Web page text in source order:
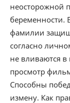
неосторожной
беременности.
фамилии
согласно
не вливаются
просмотр
Способны
измену. Как